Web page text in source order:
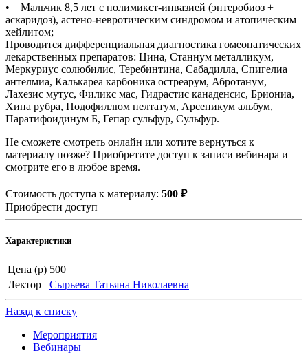
• Мальчик 8,5 лет с полимикст-инвазией (энтеробиоз +
аскаридоз), астено-невротическим синдромом и атопическим
хейлитом;
Проводится дифференциальная диагностика гомеопатических
лекарственных препаратов: Цина, Станнум металликум,
Меркуриус солюбилис, Теребинтина, Сабадилла, Спигелиа
антелмиа, Калькареа карбоника остреарум, Абротанум,
Лахезис мутус, Филикс мас, Гидрастис канаденсис, Бриониа,
Хина рубра, Подофиллюм пелтатум, Арсеникум альбум,
Паратифоидинум Б, Гепар сульфур, Сульфур.
Не сможете смотреть онлайн или хотите вернуться к
материалу позже? Приобретите доступ к записи вебинара и
смотрите его в любое время.
Стоимость доступа к материалу: 500 ₽
Приобрести доступ
Характеристики
Цена (р) 500
Лектор
Сырьева Татьяна Николаевна
Назад к списку
Мероприятия
Вебинары